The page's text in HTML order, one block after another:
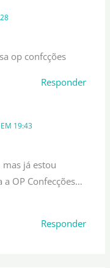
op confcções
Responder
19:43
já estou
a OP Confecções…
Responder